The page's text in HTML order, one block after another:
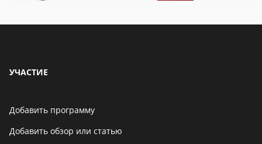
УЧАСТИЕ
Добавить программу
Добавить обзор или статью